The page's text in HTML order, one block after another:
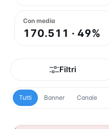
Con media
170.511 · 49%
Filtri
Tutti Banner Canale